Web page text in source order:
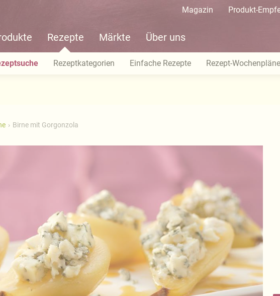
Magazin Produkt-
Rezepte Märkte Über uns
Rezeptkategorien Einfache Rezepte Rezept-Wochenpläne
Birne mit Gorgonzola